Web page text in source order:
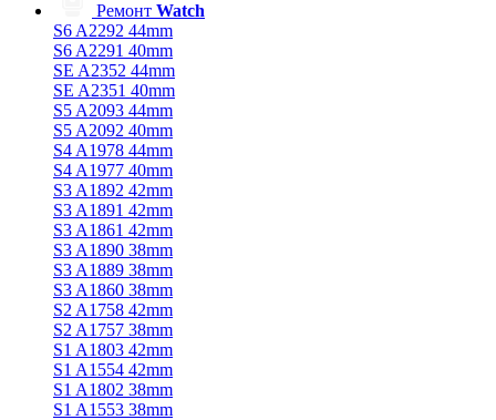
Ремонт Watch
S6 A2292 44mm
S6 A2291 40mm
SE A2352 44mm
SE A2351 40mm
S5 A2093 44mm
S5 A2092 40mm
S4 A1978 44mm
S4 A1977 40mm
S3 A1892 42mm
S3 A1891 42mm
S3 A1861 42mm
S3 A1890 38mm
S3 A1889 38mm
S3 A1860 38mm
S2 A1758 42mm
S2 A1757 38mm
S1 A1803 42mm
S1 A1554 42mm
S1 A1802 38mm
S1 A1553 38mm